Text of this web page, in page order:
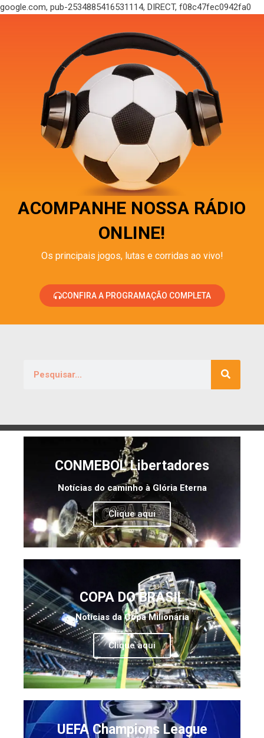
google.com, pub-2534885416531114, DIRECT, f08c47fec0942fa0
ACOMPANHE NOSSA RÁDIO
ONLINE!
Os principais jogos, lutas e corridas ao vivo!
CONFIRA A PROGRAMAÇÃO COMPLETA
CONMEBOL Libertadores
Notícias do caminho à Glória Eterna
Clique aqui
COPA DO BRASIL
Notícias da Copa Milionária
Clique aqui
UEFA Champions League